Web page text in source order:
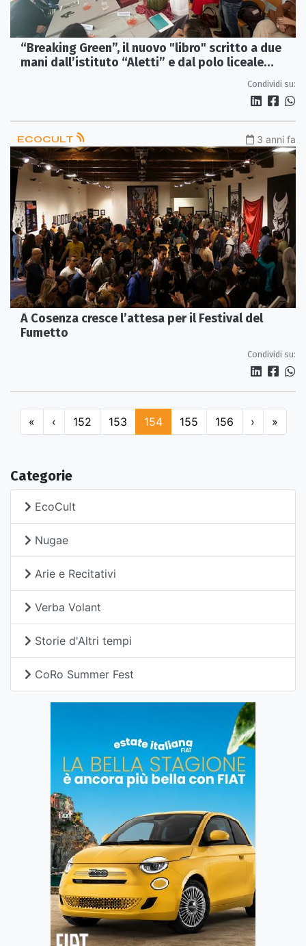
“Breaking Green”, il nuovo "libro" scritto a due
mani dall’istituto “Aletti” e dal polo liceale
Condividi su:
ECOCULT 3 anni fa
A Cosenza cresce l’attesa per il Festival del
Fumetto
Condividi su:
« ‹ 152 153 154 155 156 › »
Categorie
EcoCult
Nugae
Arie e Recitativi
Verba Volant
Storie d'Altri tempi
CoRo Summer Fest